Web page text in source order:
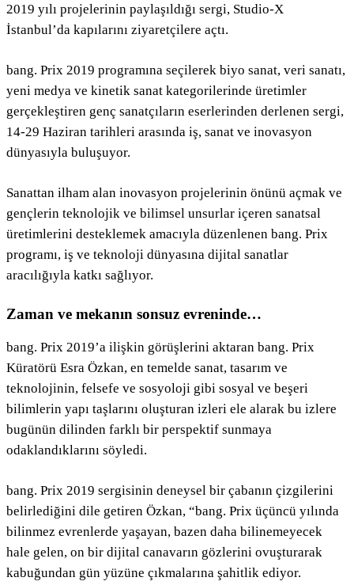
2019 yılı projelerinin paylaşıldığı sergi, Studio-X
İstanbul’da kapılarını ziyaretçilere açtı.
bang. Prix 2019 programına seçilerek biyo sanat, veri sanatı,
yeni medya ve kinetik sanat kategorilerinde üretimler
gerçekleştiren genç sanatçıların eserlerinden derlenen sergi,
14-29 Haziran tarihleri arasında iş, sanat ve inovasyon
dünyasıyla buluşuyor.
Sanattan ilham alan inovasyon projelerinin önünü açmak ve
gençlerin teknolojik ve bilimsel unsurlar içeren sanatsal
üretimlerini desteklemek amacıyla düzenlenen bang. Prix
programı, iş ve teknoloji dünyasına dijital sanatlar
aracılığıyla katkı sağlıyor.
Zaman ve mekanın sonsuz evreninde…
bang. Prix 2019’a ilişkin görüşlerini aktaran bang. Prix
Küratörü Esra Özkan, en temelde sanat, tasarım ve
teknolojinin, felsefe ve sosyoloji gibi sosyal ve beşeri
bilimlerin yapı taşlarını oluşturan izleri ele alarak bu izlere
bugünün dilinden farklı bir perspektif sunmaya
odaklandıklarını söyledi.
bang. Prix 2019 sergisinin deneysel bir çabanın çizgilerini
belirlediğini dile getiren Özkan, “bang. Prix üçüncü yılında
bilinmez evrenlerde yaşayan, bazen daha bilinemeyecek
hale gelen, on bir dijital canavarın gözlerini ovuşturarak
kabuğundan gün yüzüne çıkmalarına şahitlik ediyor.